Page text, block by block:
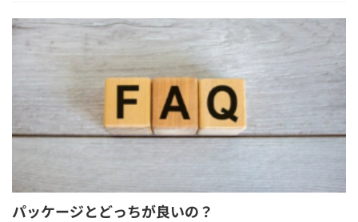
パッケージとどっちが良いの？